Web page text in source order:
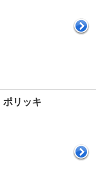
リッキ